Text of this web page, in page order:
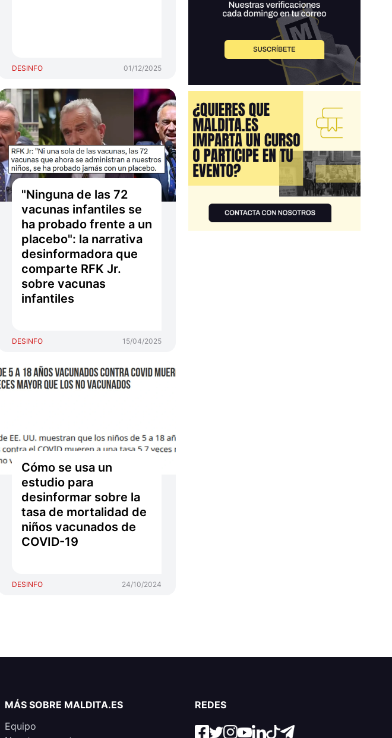
DESINFO 01/12/2025
"Ninguna de las 72
vacunas infantiles se
ha probado frente a un
placebo": la narrativa
desinformadora que
comparte RFK Jr.
sobre vacunas
infantiles
DESINFO 15/04/2025
Cómo se usa un
estudio para
desinformar sobre la
tasa de mortalidad de
niños vacunados de
COVID-19
DESINFO 24/10/2024
MÁS SOBRE MALDITA.ES
Equipo
REDES